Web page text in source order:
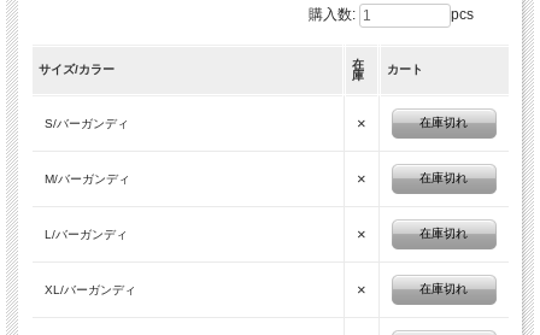
購入数: pcs
サイズ/カラー
在
庫
カート
S/バーガンディ × 在庫切れ
M/バーガンディ × 在庫切れ
L/バーガンディ × 在庫切れ
XL/バーガンディ × 在庫切れ